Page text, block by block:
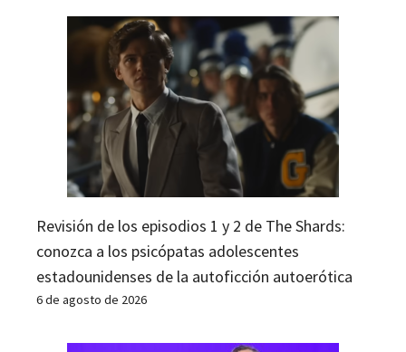
Revisión de los episodios 1 y 2 de The Shards:
conozca a los psicópatas adolescentes
estadounidenses de la autoficción autoerótica
6 de agosto de 2026